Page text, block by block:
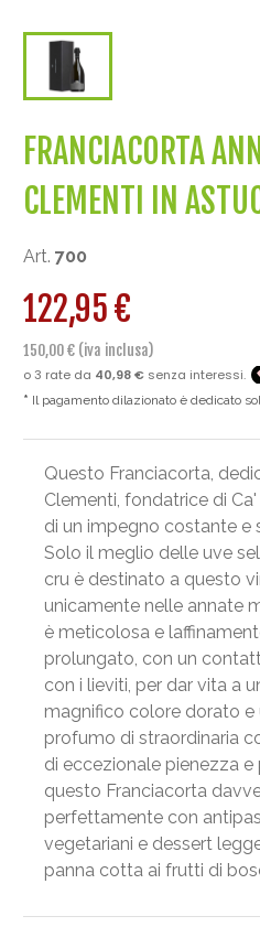
FRANCIACORTA
CLEMENTI IN
Art.700
122,95 €
150,00 € (iva inclusa)
Il pagamento dilazionato è dedicato
Questo Franciacorta,
Clementi, fondatrice di
di un impegno costante e
Solo il meglio delle uve
cru è destinato a questo
unicamente nelle annate
è meticolosa e
prolungato, con un
con i lieviti, per dar vita a
magnifico colore dorato e
profumo di straordinaria
di eccezionale pienezza
questo Franciacorta
perfettamente con
vegetariani e dessert
panna cotta ai frutti di